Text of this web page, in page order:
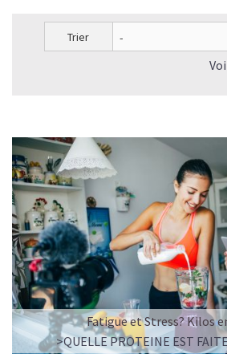
moment de pure détente… ou de
prochain défi.
Une énergie immédiate et stable,
qui vous accompagne toute la
après l’entraînement.
Pour ceux qui veulent retrouver le
glacé, sans se sentir lourd ni affamé.
Découvrir le
Latte Macchiato
🍯 CAFÉ FRAPPÉ AU CARAMEL
Trier
Fatigue et Stress? Kilos
>QUELLE PROTEINE EST